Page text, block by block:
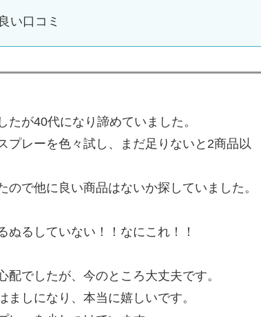
良い口コミ
が40代になり諦めていました。
プレーを色々試し、まだ足りないと2商品以
で他に良い商品はないか探していました。
ぬるしていない！！なにこれ！！
でしたが、今のところ大丈夫です。
しになり、本当に嬉しいです。